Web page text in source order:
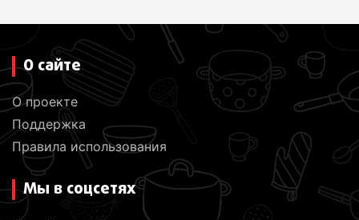
О сайте
О проекте
Поддержка
Правила использования
Мы в соцсетях